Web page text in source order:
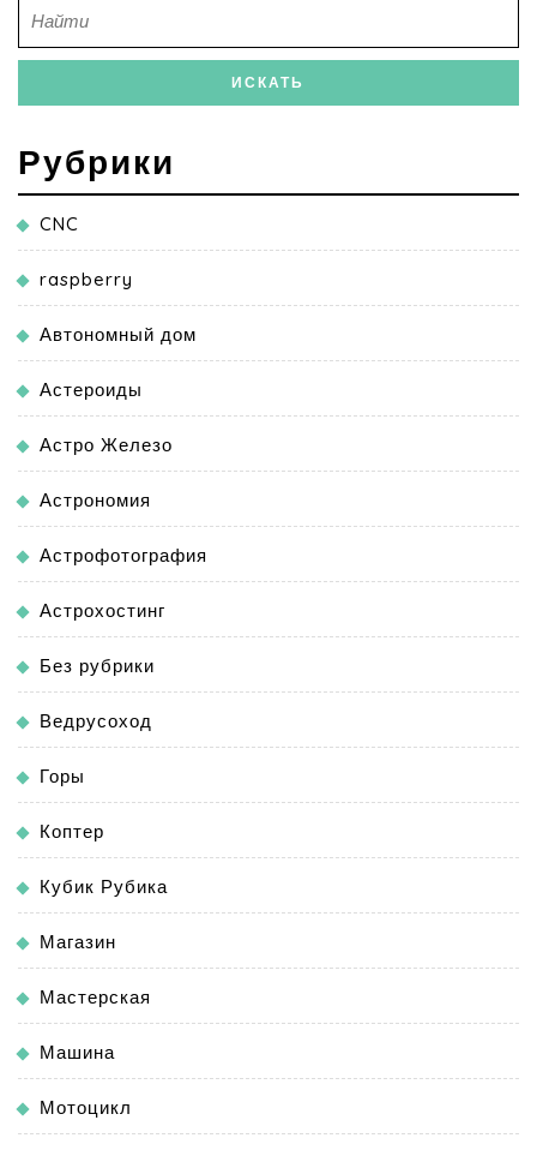
Рубрики
CNC
raspberry
Автономный дом
Астероиды
Астро Железо
Астрономия
Астрофотография
Астрохостинг
Без рубрики
Ведрусоход
Горы
Коптер
Кубик Рубика
Магазин
Мастерская
Машина
Мотоцикл